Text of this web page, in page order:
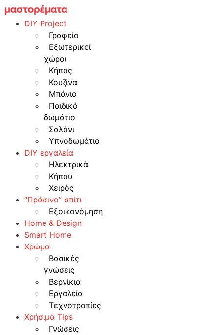
Skip
to
content
DIY Project
Γραφείο
Εξωτερικοί
χώροι
Κήπος
Κουζίνα
Μπάνιο
Παιδικό
δωμάτιο
Σαλόνι
Υπνοδωμάτιο
DIY εργαλεία
Ηλεκτρικά
Κήπου
Χειρός
“Πράσινο” σπίτι
Εξοικονόμηση
Home & Design
Smart Home
Χρώμα
Βασικές
γνώσεις
Βερνίκια
Εργαλεία
Τεχνοτροπίες
Χρήσιμα Tips
Γνώσεις